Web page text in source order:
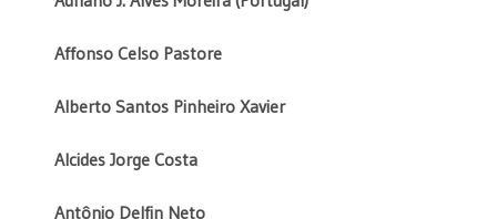
Affonso Celso Pastore
Alberto Santos Pinheiro Xavier
Alcides Jorge Costa
Antônio Delfin Neto